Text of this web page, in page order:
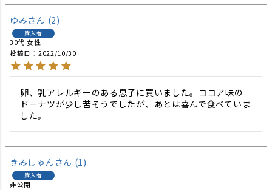
ゆみ 2
購入者
30代 女性
投稿日
2022/10/30
卵、乳アレルギーのある息子に買いました。ココア味の
ドーナツが少し苦そうでしたが、あとは喜んで食べていま
した。
きみしゃん 1
購入者
非公開